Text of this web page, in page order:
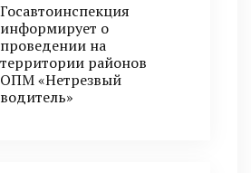
Госавтоинспекция
информирует о
проведении на
территории районов
ОПМ «Нетрезвый
водитель»